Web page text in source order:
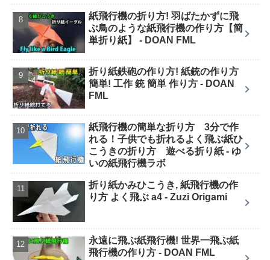
紙飛行機の折り方! 羽ばたかずに飛
ぶ鳥のような紙飛行機の作り方【簡
単折り紙】 - DOAN FML
折り紙鉄砲の作り方! 紙銃の作り方
簡単! 工作 銃 簡単 作り方 - DOAN
FML
紙飛行機の簡単な折り方 3分で作
れる！子供でも折れるよく飛ぶ紙ひ
こうきの折り方 遊べる折り紙 - ゆ
いの紙飛行機ラボ
折り紙かみひこうき, 紙飛行機の作
り方 よく飛ぶ a4 - Zuzi Origami
永遠に飛ぶ紙飛行機! 世界一飛ぶ紙
飛行機の作り方 - DOAN FML